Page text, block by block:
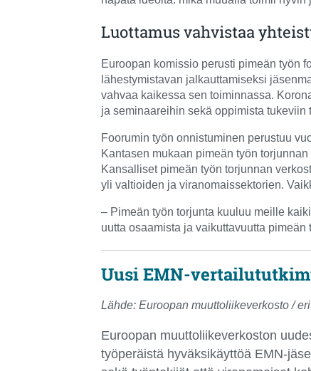
Luottamus vahvistaa
Euroopan komissio perusti pimeän työn
lähestymistavan jalkauttamiseksi
vahvaa kaikessa sen toiminnassa.
ja seminaareihin sekä oppimista tukeviin
Foorumin työn onnistuminen perustuu
Kantasen mukaan pimeän työn
Kansalliset pimeän työn torjunnan
yli valtioiden ja viranomaissektorien.
– Pimeän työn torjunta kuuluu meille
uutta osaamista ja vaikuttavuutta
Uusi EMN-
Lähde: Euroopan muuttoliikeverkosto /
Euroopan muuttoliikeverkoston
työperäistä hyväksikäyttöä EMN-